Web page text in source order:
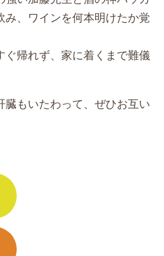
み、ワインを何本明けたか覚
ぐ帰れず、家に着くまで難儀
もいたわって、ぜひお互い